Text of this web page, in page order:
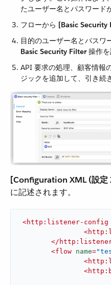
たユーザー名とパスワード
フローから ​ [Basic Security
目的のユーザー名とパスワ
Basic Security Filter 操作を
API 要求の処理、顧客情報
ジックを追加して、引き続
[Configuration XML (設定
に記述されます。
<http:listener-config
<
</
<flow name=
<
<